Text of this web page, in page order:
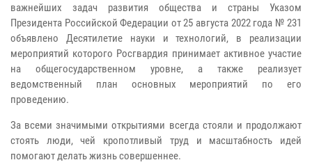
важнейших задач развития общества и страны Указом
Президента Российской Федерации от 25 августа 2022 года № 231
объявлено Десятилетие науки и технологий, в реализации
мероприятий которого Росгвардия принимает активное участие
на общегосударственном уровне, а также реализует
ведомственный план основных мероприятий по его
проведению.
За всеми значимыми открытиями всегда стояли и продолжают
стоять люди, чей кропотливый труд и масштабность идей
помогают делать жизнь совершеннее.